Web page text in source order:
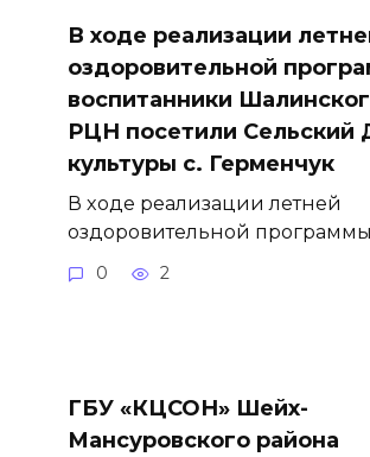
В ходе реализации
оздоровительной
воспитанники
РЦН посетили Сельский
культуры с. Герменчук
В ходе реализации летней
оздоровительной программы
0 2
ГБУ «КЦСОН» Шейх-
Мансуровского района